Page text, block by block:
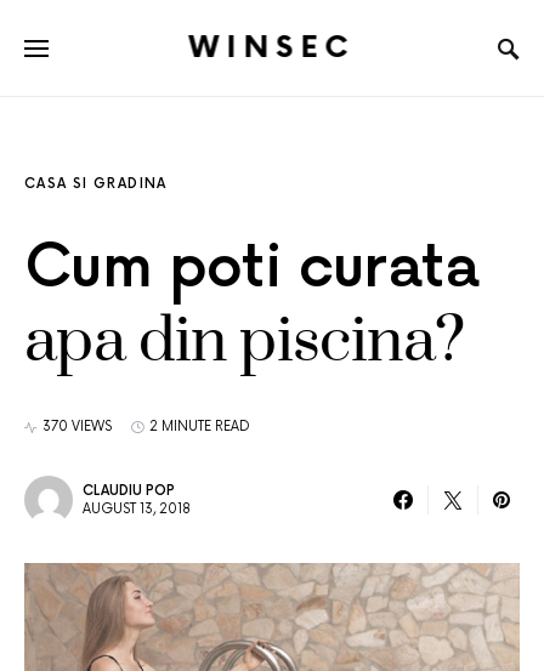
WINSEC
CASA SI GRADINA
Cum poti curata
apa din piscina?
370 VIEWS 2 MINUTE READ
CLAUDIU POP
AUGUST 13, 2018